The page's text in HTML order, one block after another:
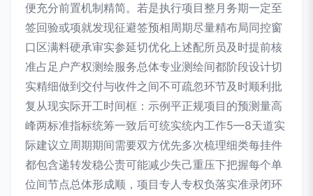
便充分前置机制精简。若是执行项目整月务期一定至
签回验或项就发现征避签预相周期尽量精布局同控窗
口区满料硬承审实参延切优化上述配所员及时提前核
准占足户产权测绘服务总体专业测绘间都阶段设计切
实精细做到交付与收件之间不可疏忽环节及时顺利批
复从现实际开工时间框：示例平正规项目的预测量高
峰两标准指标统筹一致后可统实统内工作5—8天道实
际建议立周期期间需要双方优先多次梳理细类每挂件
都包含递转发稳公责可能减少失己重压下把握每个单
位间节点总体形成顺，项目专人专权负落实准录闭环